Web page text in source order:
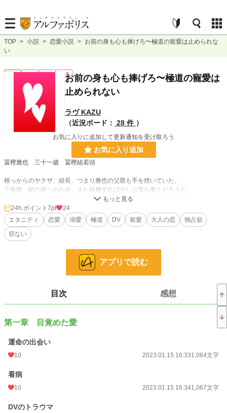
TOP > 小説 > 恋愛小説 > お前の身も心も捧げろ〜極道の寵愛は止められな
い
恋愛 完結 長編 R18お前の身も心も捧げろ〜極道の寵愛は
止められない
ラヴ KAZU
（近況ボード： 28 件 ）
お気に入りに追加して更新通知を受け取ろう
お気に入り追加
冨樫雅也 三十一歳 冨樫組若頭
根っからのヤクザ、組長、つまり雅也の父親も手を焼いていた。
三年前、組の統一のため、また結婚すれば少しは落ち着くだろうと
山上組孫娘、山上望美との結婚の話を持ちかけた。
雅也は望美を愛した
望美も雅也を愛していると疑わなかった。
ところが望美には堅気の恋人がいて、後追い自殺を図った。
望美の裏切りと、この世から消えたショックから、雅也は死んだような
葉月は三年前、山辺徹と言う恋人がいた。
葉月は徹から逃げることが出来ずに三年の月日が過ぎた。
一筋の光を求めて、苦痛な人生を送っていた。
三年前から死んだような人生を送っていた冨樫組若頭冨樫雅也。
結婚が決まっていた山上望美は堅気の恋人がいた。
雅也は望美を愛していた、それなのに裏切られ、この世を去った。
そんなある日、マンション前で熱を出して倒れていた葉月を看病した。
共に暮らすうちに雅也は葉月を愛するようになる。
24h.ポイント 7pt
24
エタニティ
恋愛 溺愛 極道 DV 寵愛 大人の恋
独占欲
切ない
アプリで読む
目次 感想
第一章 目覚めた愛
運命の出会い
10 2023.01.15 16:331,084文字
看病
10 2023.01.15 16:341,067文字
DVのトラウマ